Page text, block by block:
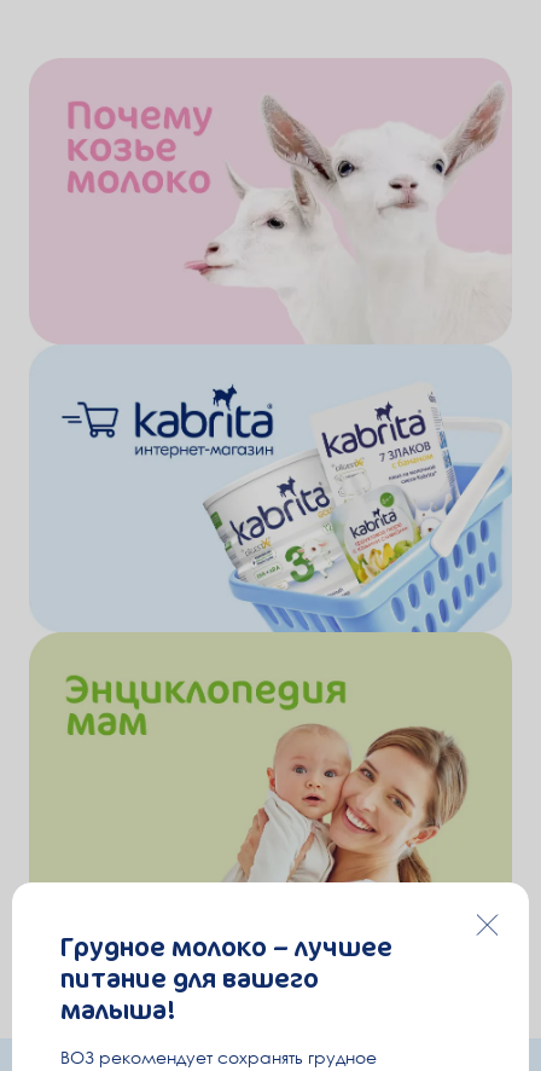
Грудное молоко – лучшее
питание для вашего
малыша!
ВОЗ рекомендует сохранять грудное